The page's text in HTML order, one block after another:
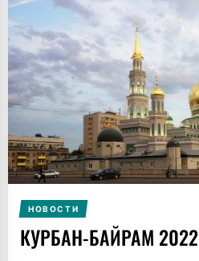
НОВОСТИ
КУРБАН-БАЙРАМ 2022